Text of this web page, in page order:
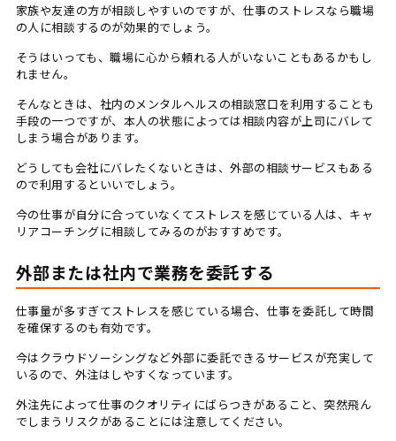
家族や友達の方が相談しやすいのですが、仕事のストレスなら職場
の人に相談するのが効果的でしょう。
そうはいっても、職場に心から頼れる人がいないこともあるかもし
れません。
そんなときは、社内のメンタルヘルスの相談窓口を利用することも
手段の一つですが、本人の状態によっては相談内容が上司にバレて
しまう場合があります。
どうしても会社にバレたくないときは、外部の相談サービスもある
ので利用するといいでしょう。
今の仕事が自分に合っていなくてストレスを感じている人は、キャ
リアコーチングに相談してみるのがおすすめです。
外部または社内で業務を委託する
仕事量が多すぎてストレスを感じている場合、仕事を委託して時間
を確保するのも有効です。
今はクラウドソーシングなど外部に委託できるサービスが充実して
いるので、外注はしやすくなっています。
外注先によって仕事のクオリティにばらつきがあること、突然飛ん
でしまうリスクがあることには注意してください。